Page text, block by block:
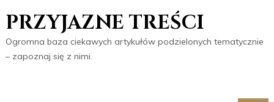
PRZYJAZNE TREŚCI
Ogromna baza ciekawych artykułów podzielonych tematycznie
– zapoznaj się z nimi.